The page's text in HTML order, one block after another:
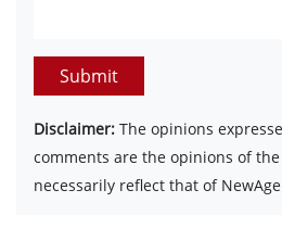
Submit
Disclaimer: The opinions
comments are the opinions of
necessarily reflect that of